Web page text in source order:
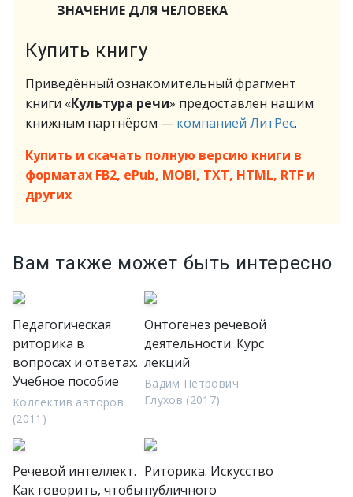
ЗНАЧЕНИЕ ДЛЯ ЧЕЛОВЕКА
Купить книгу
Приведённый ознакомительный фрагмент
книги «Культура речи» предоставлен нашим
книжным партнёром — компанией ЛитРес.
Купить и скачать полную версию книги в
форматах FB2, ePub, MOBI, TXT, HTML, RTF и
других
Вам также может быть интересно
Педагогическая
риторика в
вопросах и ответах.
Учебное пособие
Коллектив авторов
(2011)
Онтогенез речевой
деятельности. Курс
лекций
Вадим Петрович
Глухов (2017)
Речевой интеллект.
Как говорить, чтобы
Риторика. Искусство
публичного